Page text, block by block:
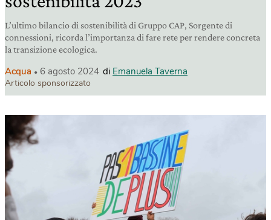
L’ultimo bilancio di sostenibilità di Gruppo CAP, Sorgente di
connessioni, ricorda l’importanza di fare rete per rendere concreta
la transizione ecologica.
Acqua 6 agosto 2024 di Emanuela Taverna
Articolo sponsorizzato